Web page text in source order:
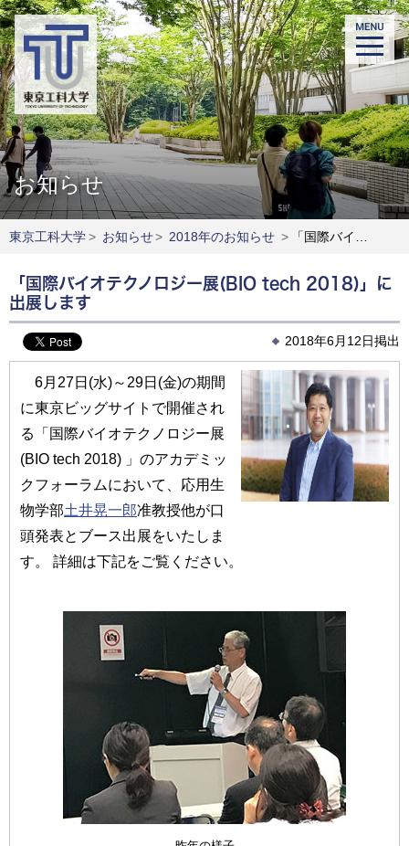
お知らせ
東京工科大学> お知らせ> 2018年のお知らせ > 「国際バイオテクノロジー展(BIO tech 2018)」に出展します
「国際バイオテクノロジー展(BIO tech 2018)」に
出展します
2018年6月12日掲出
6月27日(水)～29日(金)の期間
に東京ビッグサイトで開催され
る「国際バイオテクノロジー展
(BIO tech 2018) 」のアカデミッ
クフォーラムにおいて、応用生
物学部土井晃一郎准教授他が口
頭発表とブース出展をいたしま
す。 詳細は下記をご覧ください。